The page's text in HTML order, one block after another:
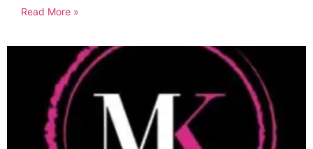
Read More »